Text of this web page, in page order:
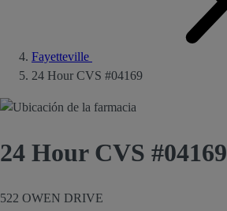
Fayetteville
24 Hour CVS #04169
24 Hour CVS #04169
522 OWEN DRIVE